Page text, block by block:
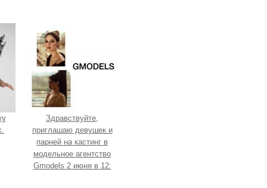
Здравствуйте,
приглашаю девушек и
парней на кастинг в
модельное агентство
Gmodels 2 июня в 12: